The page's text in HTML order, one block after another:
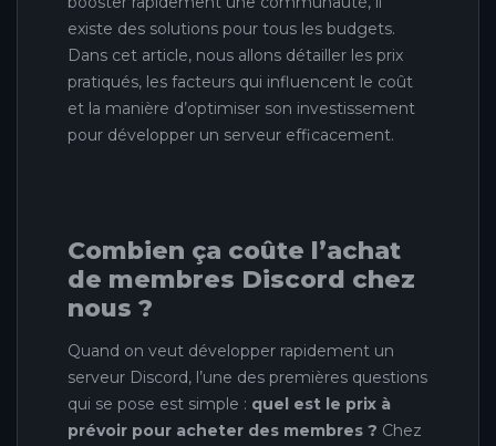
existe des solutions pour tous les budgets.
Dans cet article, nous allons détailler les prix
pratiqués, les facteurs qui influencent le coût
et la manière d’optimiser son investissement
pour développer un serveur efficacement.
Combien ça coûte l’achat
de membres Discord chez
nous ?
Quand on veut développer rapidement un
serveur Discord, l’une des premières questions
qui se pose est simple : quel est le prix à
prévoir pour acheter des membres ? Chez